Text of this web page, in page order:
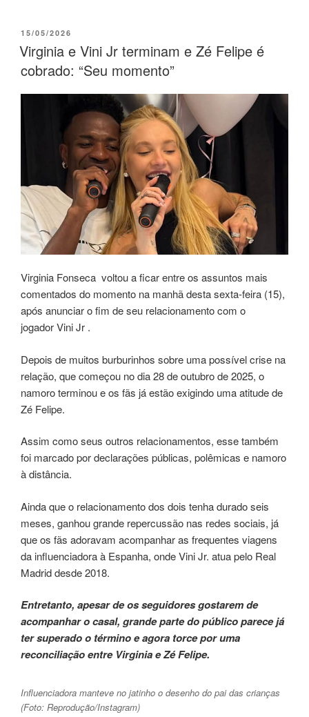
15/05/2026
Virginia e Vini Jr terminam e Zé Felipe é
cobrado: “Seu momento”
Virginia Fonseca voltou a ficar entre os assuntos mais
comentados do momento na manhã desta sexta-feira (15),
após anunciar o fim de seu relacionamento com o
jogador Vini Jr .
Depois de muitos burburinhos sobre uma possível crise na
relação, que começou no dia 28 de outubro de 2025, o
namoro terminou e os fãs já estão exigindo uma atitude de
Zé Felipe.
Assim como seus outros relacionamentos, esse também
foi marcado por declarações públicas, polêmicas e namoro
à distância.
Ainda que o relacionamento dos dois tenha durado seis
meses, ganhou grande repercussão nas redes sociais, já
que os fãs adoravam acompanhar as frequentes viagens
da influenciadora à Espanha, onde Vini Jr. atua pelo Real
Madrid desde 2018.
Entretanto, apesar de os seguidores gostarem de
acompanhar o casal, grande parte do público parece já
ter superado o término e agora torce por uma
reconciliação entre Virginia e Zé Felipe.
Influenciadora manteve no jatinho o desenho do pai das crianças
(Foto: Reprodução/Instagram)